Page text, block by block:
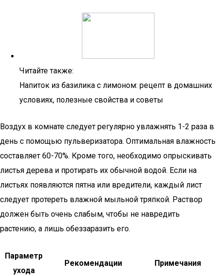
Читайте также:
Напиток из базилика с лимоном: рецепт в домашних
условиях, полезные свойства и советы
Воздух в комнате следует регулярно увлажнять 1-2 раза в
день с помощью пульверизатора. Оптимальная влажность
составляет 60-70%. Кроме того, необходимо опрыскивать
листья дерева и протирать их обычной водой. Если на
листьях появляются пятна или вредители, каждый лист
следует протереть влажной мыльной тряпкой. Раствор
должен быть очень слабым, чтобы не навредить
растению, а лишь обеззаразить его.
Параметр
ухода
Рекомендации Примечания